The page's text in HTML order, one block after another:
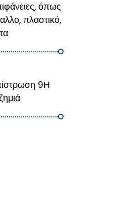
όπως
πλαστικό,
9Η